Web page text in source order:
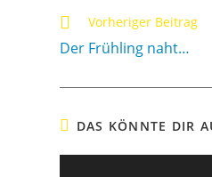
Vorheriger Beitrag
Der Frühling naht…
DAS KÖNNTE DIR